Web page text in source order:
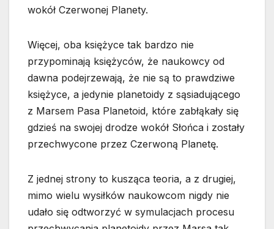
wokół Czerwonej Planety.
Więcej, oba księżyce tak bardzo nie
przypominają księżyców, że naukowcy od
dawna podejrzewają, że nie są to prawdziwe
księżyce, a jedynie planetoidy z sąsiadującego
z Marsem Pasa Planetoid, które zabłąkały się
gdzieś na swojej drodze wokół Słońca i zostały
przechwycone przez Czerwoną Planetę.
Z jednej strony to kusząca teoria, a z drugiej,
mimo wielu wysiłków naukowcom nigdy nie
udało się odtworzyć w symulacjach procesu